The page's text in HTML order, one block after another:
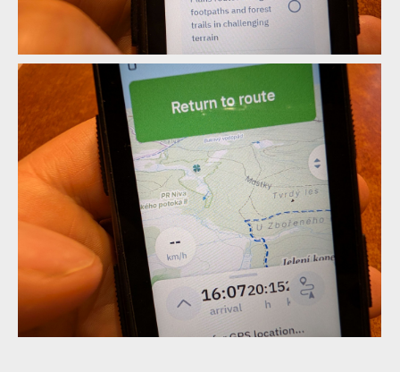
Mapy.com na Hammerhead Karoo
Mapy.com na Hammerhead Karoo
Mapy.com na Hammerhead Karoo